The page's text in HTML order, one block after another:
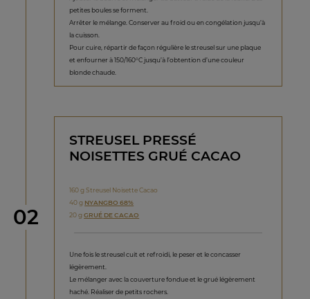
petites boules se forment.
Arrêter le mélange. Conserver au froid ou en congélation jusqu’à
la cuisson.
Pour cuire, répartir de façon régulière le streusel sur une plaque
et enfourner à 150/160°C jusqu’à l’obtention d’une couleur
blonde chaude.
étape
02
STREUSEL PRESSÉ
NOISETTES GRUÉ CACAO
160 g Streusel Noisette Cacao
40 g NYANGBO 68%
20 gGRUÉ DE CACAO
Une fois le streusel cuit et refroidi, le peser et le concasser
légèrement.
Le mélanger avec la couverture fondue et le grué légèrement
haché. Réaliser de petits rochers.